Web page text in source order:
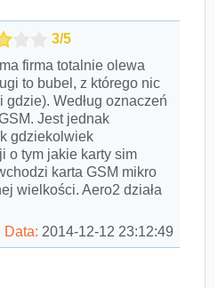
3/5
firma totalnie olewa
to bubel, z którego nic
Według oznaczeń
Jest jednak
gdziekolwiek
o tym jakie karty sim
karta GSM mikro
wielkości. Aero2 działa
Data: 2014-12-12 23:12:49